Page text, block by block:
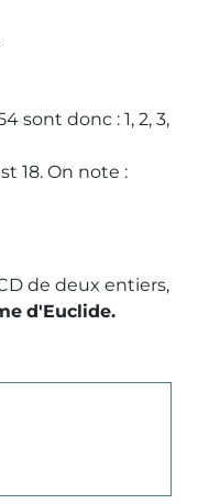
sont donc : 1, 2, 3,
18. On note :
de deux entiers,
d'Euclide.